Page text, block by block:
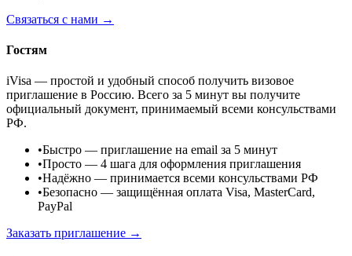
Связаться с нами →
Гостям
iVisa — простой и удобный способ получить визовое
приглашение в Россию. Всего за 5 минут вы получите
официальный документ, принимаемый всеми консульствами
РФ.
•Быстро — приглашение на email за 5 минут
•Просто — 4 шага для оформления приглашения
•Надёжно — принимается всеми консульствами РФ
•Безопасно — защищённая оплата Visa, MasterCard,
PayPal
Заказать приглашение →